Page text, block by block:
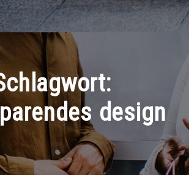
design